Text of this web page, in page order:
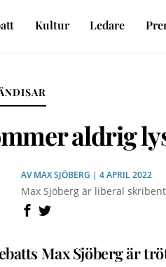
Kultur Ledare
aldrig
AVMAX SJÖBERG | 4 APRIL 2022
Max Sjöberg är liberal
Max Sjöberg är